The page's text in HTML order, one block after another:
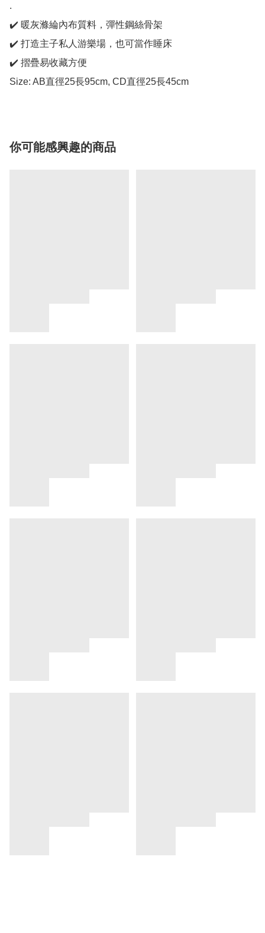
.
✔️ 暖灰滌綸內布質料，彈性鋼絲骨架
✔️ 打造主子私人游樂場，也可當作睡床
✔️ 摺疊易收藏方便
Size: AB直徑25長95cm, CD直徑25長45cm
你可能感興趣的商品